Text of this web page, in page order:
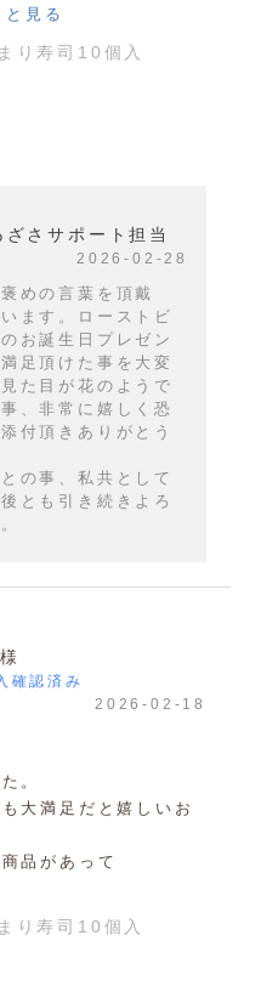
と見る
り寿司10個入
さサポート担当
2026-02-28
めの言葉を頂戴
ます。ローストビ
お誕生日プレゼン
足頂けた事を大変
た目が花のようで
、非常に嬉しく恐
付頂きありがとう
の事、私共として
とも引き続きよろ
確認済み
2026-02-18
。
大満足だと嬉しいお
品があって
り寿司10個入